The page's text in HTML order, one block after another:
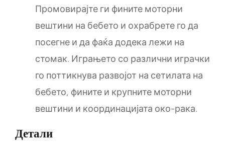
Промовирајте ги фините моторни
вештини на бебето и охрабрете го да
посегне и да фаќа додека лежи на
стомак. Играњето со различни играчки
го поттикнува развојот на сетилата на
бебето, фините и крупните моторни
вештини и координацијата око-рака.
Детали